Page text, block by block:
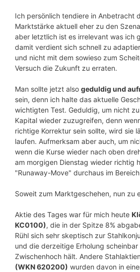
Ich persönlich tendiere in Anbetracht
Marktstärke aktuell eher zu den
aber letztlich ist es irrelevant was ich
damit verdient sich schnell zu
und nicht mit dem sowieso zum
Versuch die Zukunft zu erraten.
Man sollte jetzt also geduldig und
sein, denn ich halte das aktuelle
wichtigten Test. Geduldig, um nicht
Kapital wieder zuzugreifen, denn
richtige Korrektur sein sollte, wird sie
laufen. Aufmerksam aber auch, um
wenn die Kurse wieder nach oben
am morgigen Dienstag wieder richtig
"Runaway-Move" durchaus im
Soweit zum Marktgeschehen, nun zu
Aktie des Tages war für mich heute
KC0100), die in der Spitze 8%
Rühl sich sehr skeptisch zur
und die derzeitige Erholung scheinbar
Zwischenhoch hält. Andere
(WKN 620200) wurden davon in